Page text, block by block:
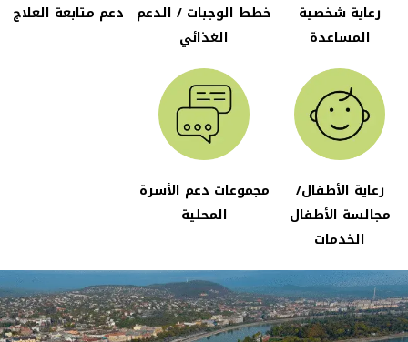
رعاية شخصية
المساعدة
خطط الوجبات / الدعم
الغذائي
دعم متابعة العلاج
رعاية الأطفال/
مجالسة الأطفال
الخدمات
مجموعات دعم الأسرة
المحلية